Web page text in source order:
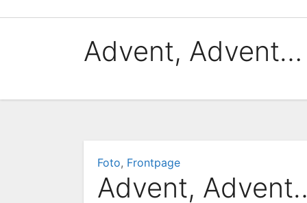
Advent, Advent…
Foto, Frontpage
Advent,